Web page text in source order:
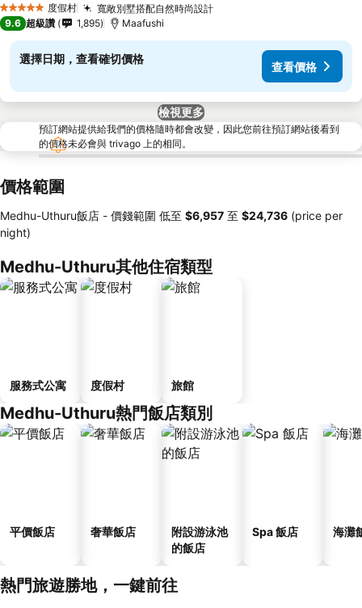
5 星級 度假村 寬敞別墅搭配自然時尚設計
9.6 超級讚 1,895 Maafushi
選擇日期，查看確切價格
查看價格
檢視更多
預訂網站提供給我們的價格隨時都會改變，因此您前往預訂網站後看到
的價格未必會與 trivago 上的相同。
價格範圍
Medhu-Uthuru飯店 - 價錢範圍 低至 ‎$6,957 至 ‎$24,736 (price per
night)
Medhu-Uthuru其他住宿類型
服務式公寓 度假村 旅館
Medhu-Uthuru熱門飯店類別
平價飯店 奢華飯店
附設游泳池
的飯店
Spa 飯店 海灘
熱門旅遊勝地，一鍵前往